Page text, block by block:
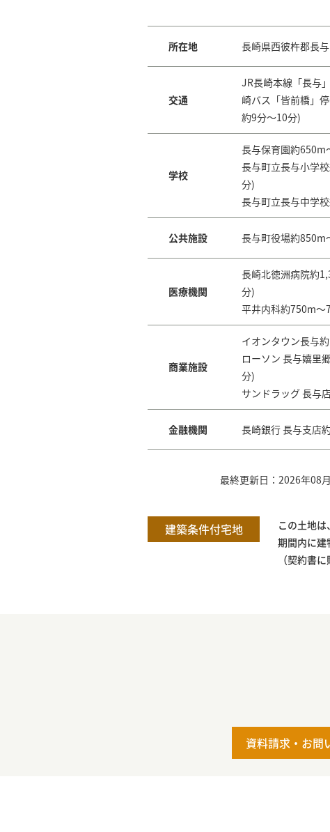
所在地 長崎県西彼杵郡長
交通
JR長崎本線「長与
崎バス「皆前橋」
約9分～10分)
学校
長与保育園約650m
長与町立長与小学
分)
長与町立長与中学
公共施設 長与町役場約850m
医療機関
長崎北徳洲病院約
分)
平井内科約750m～
商業施設
イオンタウン長与
ローソン 長与嬉里
分)
サンドラッグ 長与
金融機関 長崎銀行 長与支店
長崎北徳洲病院約
平井内科約750m
イオンタウン長与
ローソン 長与嬉里
道路幅員 北側：7.0m
上下水道・都
価格のほかに施設等に関する費
用を要するときは、その旨及び
その額
その他重要な事項
最終更新日：2026年08
建築条件付宅地
この土地
期間内に建
（契約書
資料請求・お問